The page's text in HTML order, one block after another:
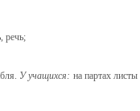
речь;
У учащихся: на партах листы